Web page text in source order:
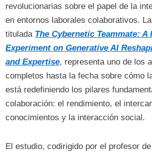
revolucionarias sobre el papel de la
en entornos laborales colaborativos.
titulada The Cybernetic Teammate: A
Experiment on Generative AI
and Expertise, representa uno de los
completos hasta la fecha sobre cómo
está redefiniendo los pilares
colaboración: el rendimiento, el
conocimientos y la interacción social.
El estudio, codirigido por el profesor